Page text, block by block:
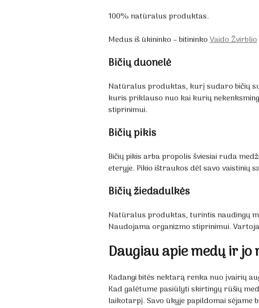
100% natūralus produktas.
Medus iš ūkininko – bitininkoVaido Žvirblio
Bičių duonelė
Natūralus produktas, kurį sudaro bičių
kuris priklauso nuo kai kurių
stiprinimui.
Bičių pikis
Bičių pikis arba propolis šviesiai ruda
eteryje. Pikio ištraukos dėl savo vaistinių
Bičių žiedadulkės
Natūralus produktas, turintis naudingų
Naudojama organizmo stiprinimui.
Daugiau apie medų ir jo
Kadangi bitės nektarą renka nuo įvairių
Kad galėtume pasiūlyti skirtingų rūšių
laikotarpį. Savo ūkyje papildomai sėjame